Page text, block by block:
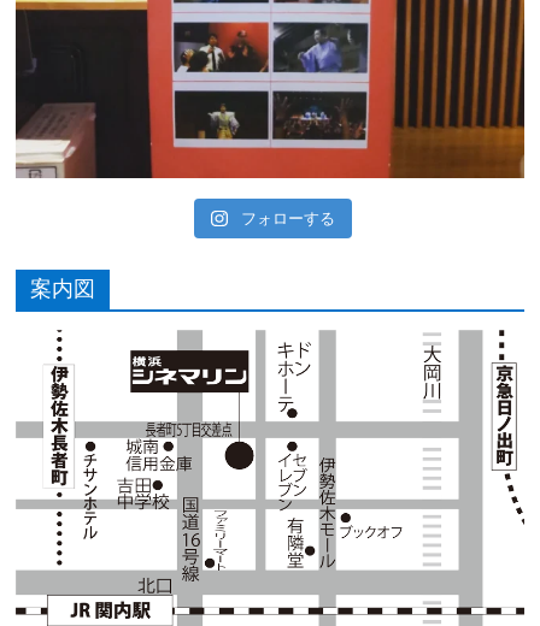
フォローする
案内図